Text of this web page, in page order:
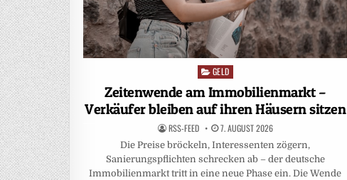
Posted
GELD
Zeitenwende am Immobilienmarkt –
Verkäufer bleiben auf ihren Häusern sitzen
RSS-FEED 7. AUGUST 2026
Die Preise bröckeln, Interessenten zögern,
Sanierungspflichten schrecken ab – der deutsche
Immobilienmarkt tritt in eine neue Phase ein. Die Wende